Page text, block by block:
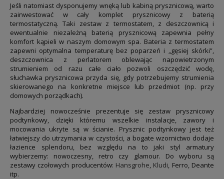
Jeśli natomiast dysponujemy wnęką lub kabiną prysznicową, warto
zainwestować w cały komplet prysznicowy z baterią
termostatyczną. Taki zestaw z termostatem, z deszczownicą i
ewentualnie niezależną baterią prysznicową zapewnia pełny
komfort kąpieli w naszym domowym spa. Bateria z termostatem
zapewni optymalna temperaturę bez poparzeń i „gęsiej skórki”,
deszczownica z perlatorem oblewając napowietrzonym
strumieniem od razu całe ciało pozwoli oszczędzić wodę,
słuchawka prysznicowa przyda się, gdy potrzebujemy strumienia
skierowanego na konkretne miejsce lub przedmiot (np. przy
domowych porządkach).
Najbardziej nowocześnie prezentuje się zestaw prysznicowy
podtynkowy, dzięki któremu wszelkie instalacje, zawory i
mocowania ukryte są w ścianie. Prysznic podtynkowy jest też
łatwiejszy do utrzymania w czystości, a bogate wzornictwo dodaje
łazience splendoru, bez względu na to jaki styl armatury
wybierzemy: nowoczesny, retro czy glamour. Do wyboru są
zestawy czołowych producentów: Hansgrohe, Kludi, Ferro, Deante
itp.